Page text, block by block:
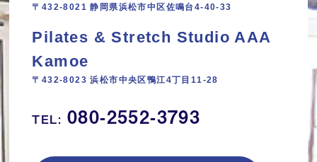
〒432-8021 静岡県浜松市中区佐鳴台4-40-33
Pilates & Stretch Studio AAA
Kamoe
〒432-8023 浜松市中央区鴨江4丁目11‐28
TEL: 080-2552-3793